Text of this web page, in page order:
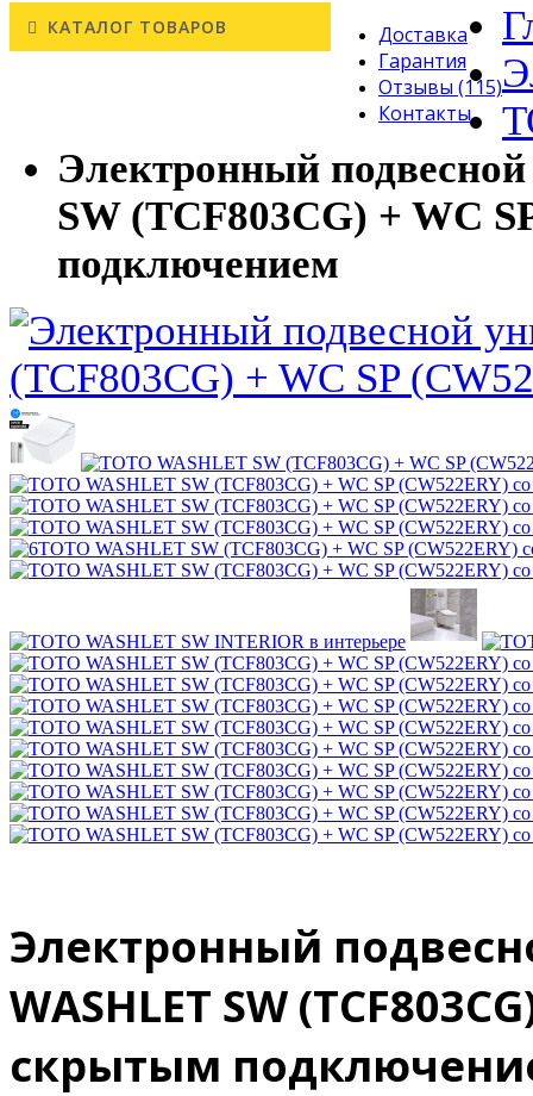
КАТАЛОГ ТОВАРОВ
Доставка
Гарантия
Отзывы (115)
Контакты
Электронный
SW (TCF803CG) + WC
подключением
Электронный
WASHLET SW
скрытым